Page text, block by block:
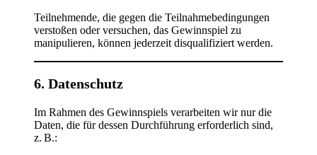
Teilnehmende, die gegen die Teilnahmebedingungen
verstoßen oder versuchen, das Gewinnspiel zu
manipulieren, können jederzeit disqualifiziert werden.
6. Datenschutz
Im Rahmen des Gewinnspiels verarbeiten wir nur die
Daten, die für dessen Durchführung erforderlich sind,
z. B.: